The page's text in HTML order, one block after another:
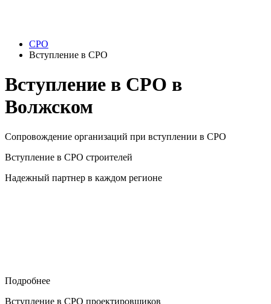
СРО
Вступление в СРО
Вступление в СРО в
Волжском
Сопровождение организаций при вступлении в СРО
Вступление в СРО строителей
Надежный партнер в каждом регионе
Подробнее
Вступление в СРО проектировщиков